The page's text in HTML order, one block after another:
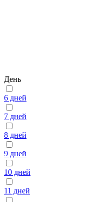
День
6 дней
7 дней
8 дней
9 дней
10 дней
11 дней